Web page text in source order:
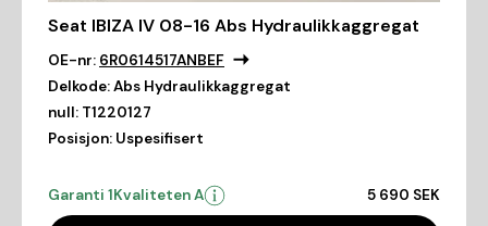
Seat IBIZA IV 08-16 Abs Hydraulikkaggregat
OE-nr: 6R0614517ANBEF
Delkode:Abs Hydraulikkaggregat
null: T1220127
Posisjon: Uspesifisert
Garanti 1Kvaliteten A 5 690 SEK